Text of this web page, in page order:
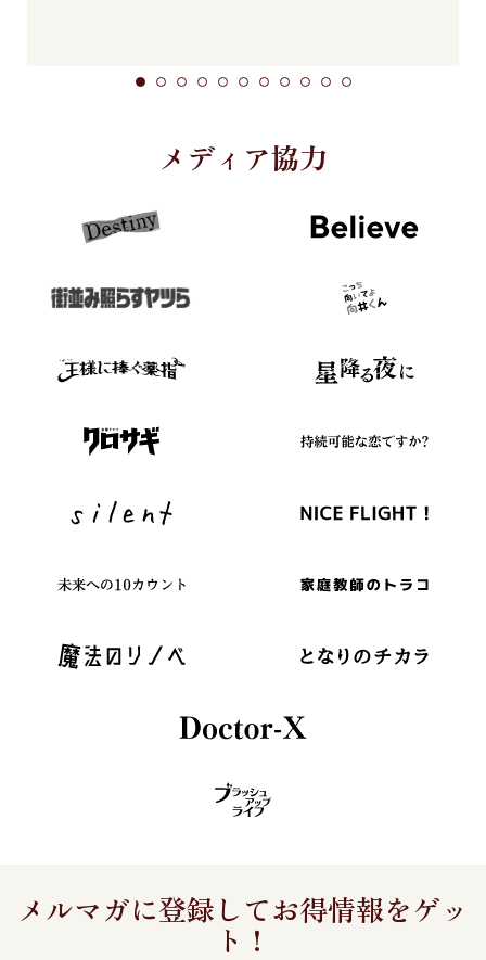
メディア協力
メルマガに登録してお得情報をゲッ
ト！